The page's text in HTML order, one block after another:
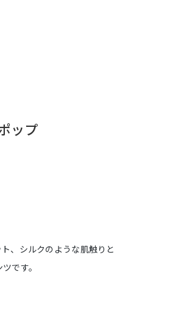
ップ
、シルクのような肌触りと
です。